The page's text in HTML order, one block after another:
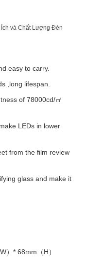
và Chất Lượng Đèn
easy to carry.
,long lifespan.
of 78000cd/㎡
LEDs in lower
from the film review
glass and make it
）* 68mm（H）